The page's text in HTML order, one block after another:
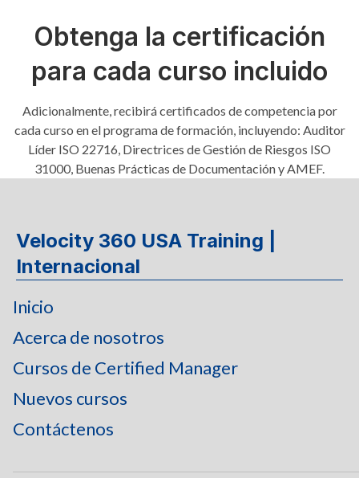
Obtenga la certificación
para cada curso incluido
Adicionalmente, recibirá certificados de competencia por
cada curso en el programa de formación, incluyendo: Auditor
Líder ISO 22716, Directrices de Gestión de Riesgos ISO
31000, Buenas Prácticas de Documentación y AMEF.
Velocity 360 USA Training |
Internacional
Inicio
Acerca de nosotros
Cursos de Certified Manager
Nuevos cursos
Contáctenos